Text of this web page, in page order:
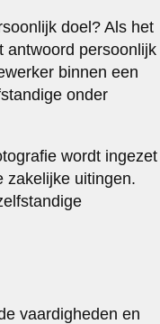
doel? Als het
antwoord persoonlijk
binnen een
onder
wordt ingezet
zakelijke uitingen.
vaardigheden en